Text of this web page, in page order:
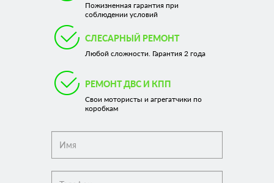
Пожизненная гарантия при
соблюдении условий
СЛЕСАРНЫЙ РЕМОНТ
Любой сложности. Гарантия 2 года
РЕМОНТ ДВС И КПП
Свои мотористы и агрегатчики по
коробкам